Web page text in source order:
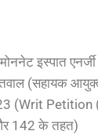
इस्पात
(सहायक
(Writ Petition
142 के तहत)